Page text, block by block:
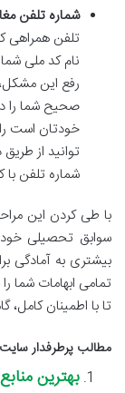
شماره تلفن
تلفن همراهی
نام کد ملی
رفع این
صحیح شما را
خودتان است
توانید از
شماره تلفن با
با طی کردن این
سوابق تحصیلی خود
بیشتری به آمادگی
تمامی ابهامات شما
تا با اطمینان
مطالب پرطرفدار
بهترین